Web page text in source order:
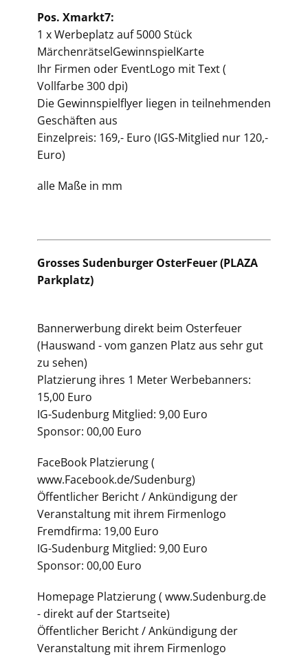
Pos. Xmarkt7:
1 x Werbeplatz auf 5000 Stück
MärchenrätselGewinnspielKarte
Ihr Firmen oder EventLogo mit Text (
Vollfarbe 300 dpi)
Die Gewinnspielflyer liegen in teilnehmenden
Geschäften aus
Einzelpreis: 169,- Euro (IGS-Mitglied nur 120,-
Euro)
alle Maße in mm
Grosses Sudenburger OsterFeuer (PLAZA
Parkplatz)
Bannerwerbung direkt beim Osterfeuer
(Hauswand - vom ganzen Platz aus sehr gut
zu sehen)
Platzierung ihres 1 Meter Werbebanners:
15,00 Euro
IG-Sudenburg Mitglied: 9,00 Euro
Sponsor: 00,00 Euro
FaceBook Platzierung (
www.Facebook.de/Sudenburg)
Öffentlicher Bericht / Ankündigung der
Veranstaltung mit ihrem Firmenlogo
Fremdfirma: 19,00 Euro
IG-Sudenburg Mitglied: 9,00 Euro
Sponsor: 00,00 Euro
Homepage Platzierung ( www.Sudenburg.de
- direkt auf der Startseite)
Öffentlicher Bericht / Ankündigung der
Veranstaltung mit ihrem Firmenlogo